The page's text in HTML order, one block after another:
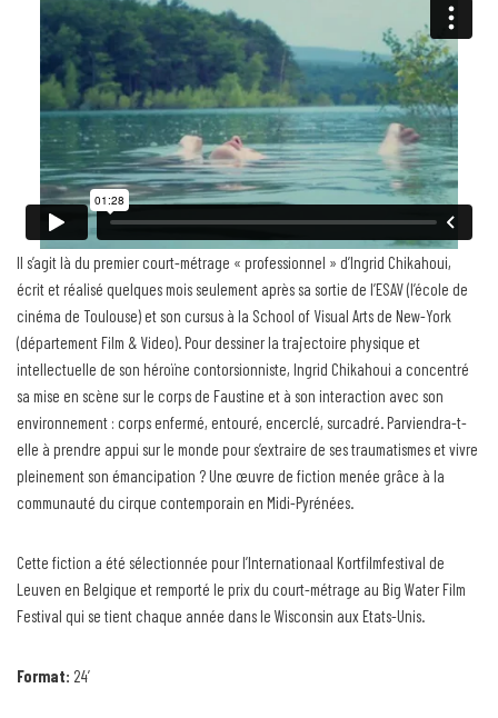
Il s’agit là du premier court-métrage « professionnel » d’Ingrid Chikahoui,
écrit et réalisé quelques mois seulement après sa sortie de l’ESAV (l’école de
cinéma de Toulouse) et son cursus à la School of Visual Arts de New-York
(département Film & Video). Pour dessiner la trajectoire physique et
intellectuelle de son héroïne contorsionniste, Ingrid Chikahoui a concentré
sa mise en scène sur le corps de Faustine et à son interaction avec son
environnement : corps enfermé, entouré, encerclé, surcadré. Parviendra-t-
elle à prendre appui sur le monde pour s’extraire de ses traumatismes et vivre
pleinement son émancipation ? Une œuvre de fiction menée grâce à la
communauté du cirque contemporain en Midi-Pyrénées.
Cette fiction a été sélectionnée pour l’Internationaal Kortfilmfestival de
Leuven en Belgique et remporté le prix du court-métrage au Big Water Film
Festival qui se tient chaque année dans le Wisconsin aux Etats-Unis.
Format: 24’